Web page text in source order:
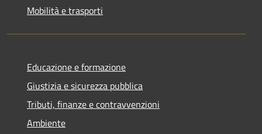
Mobilità e trasporti
Educazione e formazione
Giustizia e sicurezza pubblica
Tributi, finanze e contravvenzioni
Ambiente